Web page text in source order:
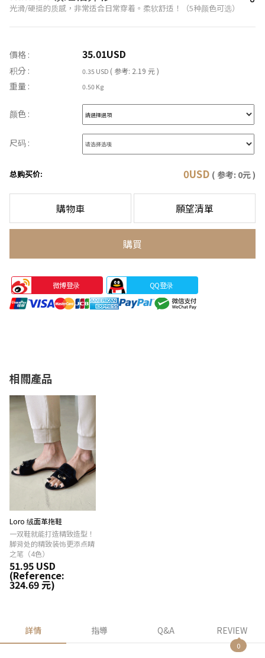
光滑/硬挺的质感，非常适合日常穿着。柔软舒适！（5种颜色可选）
價格 : 35.01USD
积分 : 0.35 USD ( 参考: 2.19 元 )
重量 : 0.50 Kg
颜色 :
尺码 :
总购买价: 0USD ( 参考: 0元 )
購物車 願望清單
購買
微博登录 QQ登录
相關產品
Loro 绒面革拖鞋
一双鞋就能打造精致造型！
脚背处的精致装饰更添点睛
之笔（4色）
51.95 USD
(Reference:
324.69 元)
詳情 指導 Q&A REVIEW
0